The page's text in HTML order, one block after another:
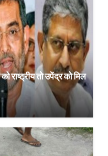
राष्ट्रीय तो उपेंद्र को मिल